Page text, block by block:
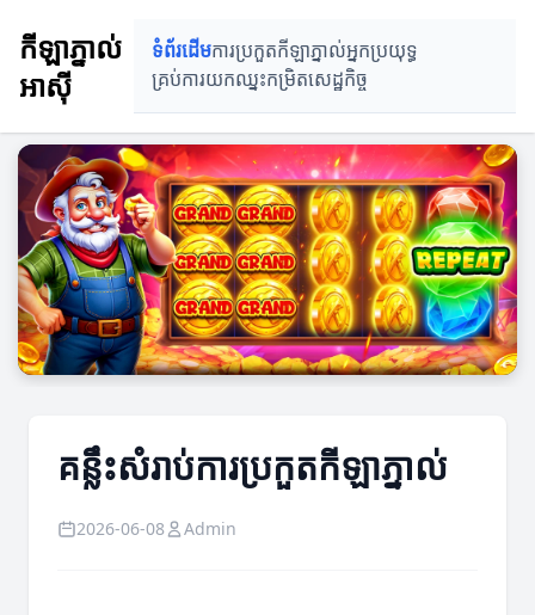
កីឡាភ្នាល់
អាស៊ី
ទំព័រដើមការប្រកួតកីឡាភ្នាល់អ្នកប្រយុទ្ធ
គ្រប់ការយកឈ្នះកម្រិតសេដ្ឋកិច្ច
គន្លឹះសំរាប់ការប្រកួតកីឡាភ្នាល់
2026-06-08 Admin